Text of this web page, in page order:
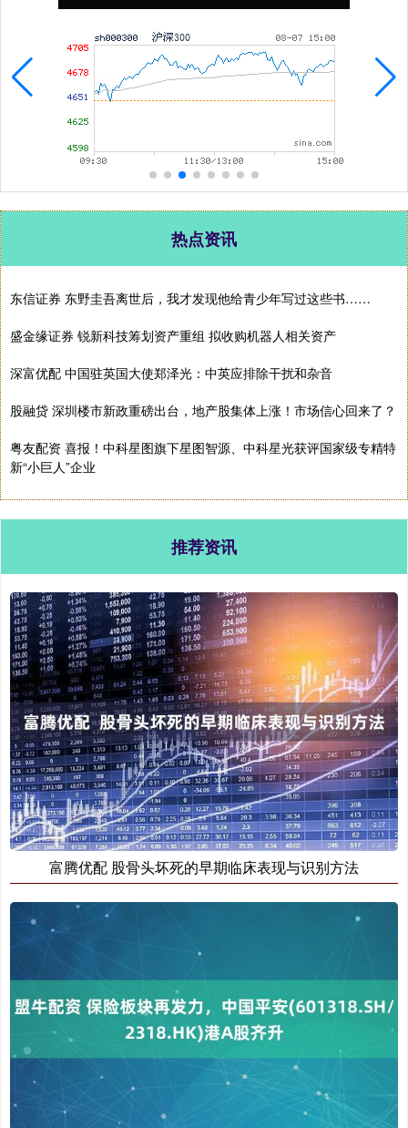
热点资讯
东信证券 东野圭吾离世后，我才发现他给青少年写过这些书……
盛金缘证券 锐新科技筹划资产重组 拟收购机器人相关资产
深富优配 中国驻英国大使郑泽光：中英应排除干扰和杂音
股融贷 深圳楼市新政重磅出台，地产股集体上涨！市场信心回来了？
粤友配资 喜报！中科星图旗下星图智源、中科星光获评国家级专精特
新“小巨人”企业
推荐资讯
富腾优配 股骨头坏死的早期临床表现与识别方法